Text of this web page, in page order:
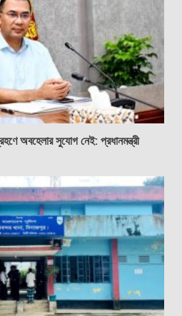
অবহেলার সুযোগ নেই: প্রধানমন্ত্রী